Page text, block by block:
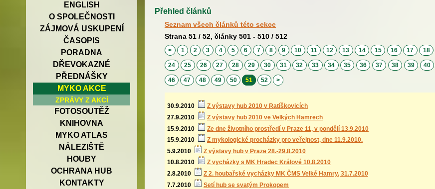
ENGLISH
O SPOLEČNOSTI
ZÁJMOVÁ USKUPENÍ
ČASOPIS
PORADNA
DŘEVOKAZNÉ
PŘEDNÁŠKY
MYKO AKCE
ZPRÁVY Z AKCÍ
FOTOSOUTĚŽ
KNIHOVNA
MYKO ATLAS
NÁLEZIŠTĚ
HOUBY
OCHRANA HUB
KONTAKTY
Přehled článků
Seznam všech článků této sekce
Strana 51 / 52, články 501 - 510 / 512
< 1 2 3 4 5 6 7 8 9 10 11 12 13 14 15 16 17 18
24 25 26 27 28 29 30 31 32 33 34 35 36 37 38 39 40
46 47 48 49 50 51 52 >
30.9.2010
Z výstavy hub 2010 v Ratíškovicích
27.9.2010
Z výstavy hub 2010 ve Velkých Hamrech
15.9.2010
Ze dne životního prostředí v Praze 11, v pondělí 13.9.2010
15.9.2010
Z mykologické procházky pro veřejnost, dne 11.9.2010.
5.9.2010
Z výstavy hub v Praze 28.-29.8.2010
10.8.2010
Z vycházky s MK Hradec Králové 10.8.2010
2.8.2010
Z 2. houbařské vycházky MK ČMS Velké Hamry, 31.7.2010
7.7.2010
Setí hub se svatým Prokopem